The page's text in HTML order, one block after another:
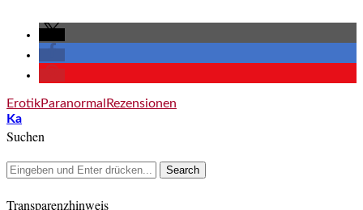
ErotikParanormal Rezensionen
Ka
Suchen
Transparenzhinweis